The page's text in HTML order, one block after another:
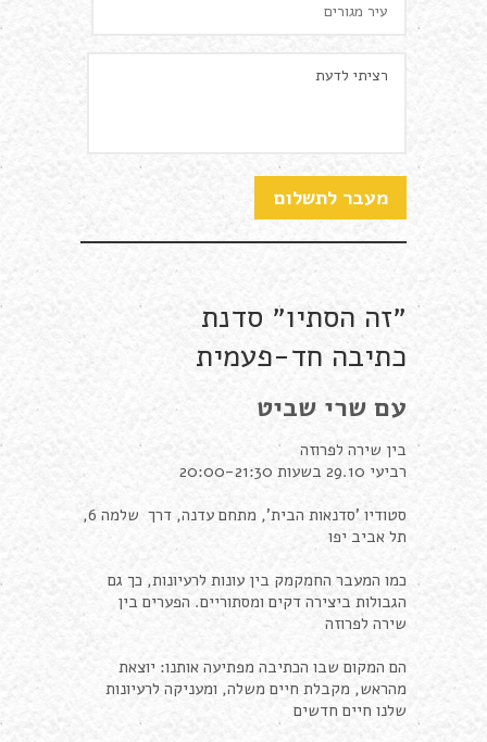
״זה הסתיו״ סדנת
כתיבה חד-פעמית
עם שרי שביט
בין שירה לפרוזה
רביעי 29.10 בשעות 20:00-21:30
סטודיו 'סדנאות הבית', מתחם עדנה, דרך שלמה 6,
תל אביב יפו
כמו המעבר החמקמק בין עונות לרעיונות, כך גם
הגבולות ביצירה דקים ומסתוריים. הפערים בין
שירה לפרוזה
הם המקום שבו הכתיבה מפתיעה אותנו: יוצאת
מהראש, מקבלת חיים משלה, ומעניקה לרעיונות
שלנו חיים חדשים